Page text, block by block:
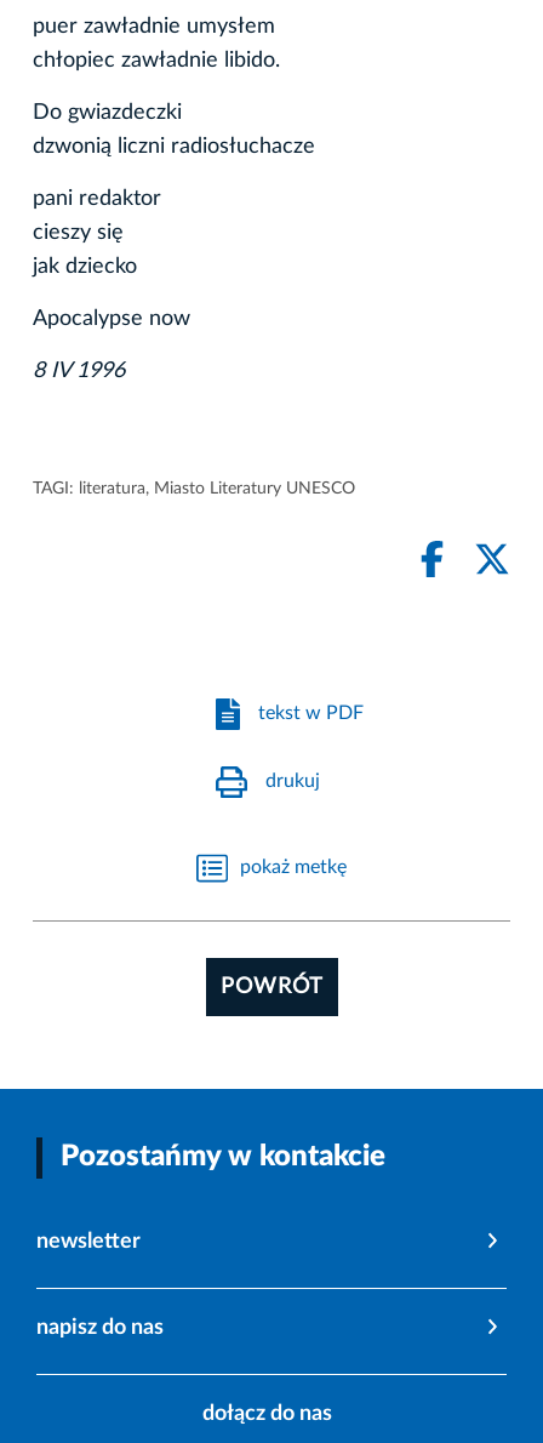
puer zawładnie umysłem
chłopiec zawładnie libido.
Do gwiazdeczki
dzwonią liczni radiosłuchacze
pani redaktor
cieszy się
jak dziecko
Apocalypse now
8 IV 1996
TAGI: literatura, Miasto Literatury UNESCO
tekst w PDF
drukuj
pokaż metkę
POWRÓT
Pozostańmy w kontakcie
newsletter
napisz do nas
dołącz do nas